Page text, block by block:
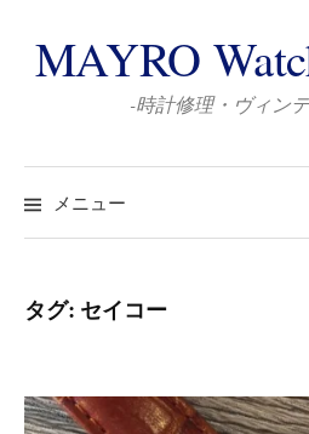
ン
テ
ス
キ
プ
MAYRO
-時計修理・ヴィン
メニュー
タグ: セイコー